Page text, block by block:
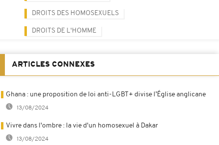
DROITS DES HOMOSEXUELS
DROITS DE L'HOMME
ARTICLES CONNEXES
Ghana : une proposition de loi anti-LGBT+ divise l’Église anglicane
13/08/2024
Vivre dans l'ombre : la vie d'un homosexuel à Dakar
13/08/2024